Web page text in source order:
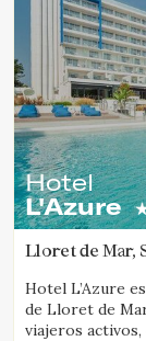
Hotel
L'Azure
Lloret de Mar,
Hotel L’Azure
de Lloret de
viajeros activos,